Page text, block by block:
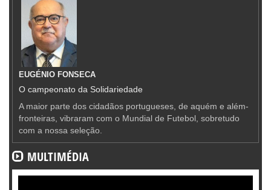
EUGÉNIO FONSECA
O campeonato da Solidariedade
A maior parte dos cidadãos portugueses, de aquém e além-
fronteiras, vibraram com o Mundial de Futebol, sobretudo
com a nossa seleção.
MULTIMÉDIA